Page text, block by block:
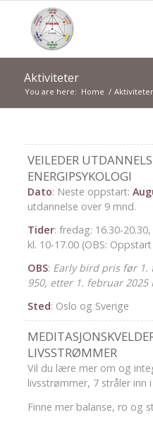
Aktiviteter
You are here: Home / Aktiviteter
VEILEDER
ENERGIPSYKOLOGI
Dato: Neste oppstart:
utdannelse over 9 mnd.
Tider: fredag: 16.30-
kl. 10-17.00 (OBS:
OBS: Early bird pris før 1.
950, etter 1. februar 2025
Sted: Oslo og Sverige
LIVSSTRØMMER
Vil du lære mer om og
livsstrømmer, 7 stråler inn
Finne mer balanse, ro og